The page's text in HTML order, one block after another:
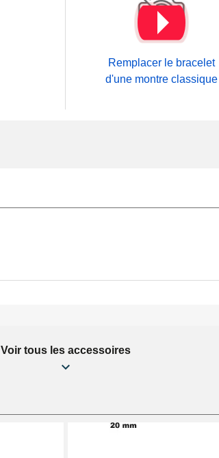
Remplacer le bracelet
d'une montre classique
Voir tous les accessoires